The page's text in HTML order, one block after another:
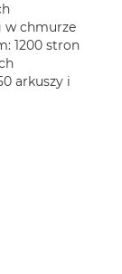
w chmurze
1200 stron
arkuszy i